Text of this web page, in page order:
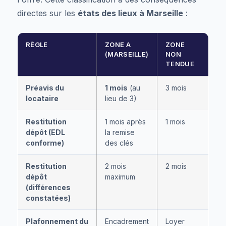
directes sur les états des lieux à Marseille :
RÈGLE
ZONE A
(MARSEILLE)
ZONE
NON
TENDUE
Préavis du
locataire
1 mois (au
lieu de 3)
3 mois
Restitution
dépôt (EDL
conforme)
1 mois après
la remise
des clés
1 mois
Restitution
dépôt
(différences
constatées)
2 mois
maximum
2 mois
Plafonnement du
Encadrement
Loyer